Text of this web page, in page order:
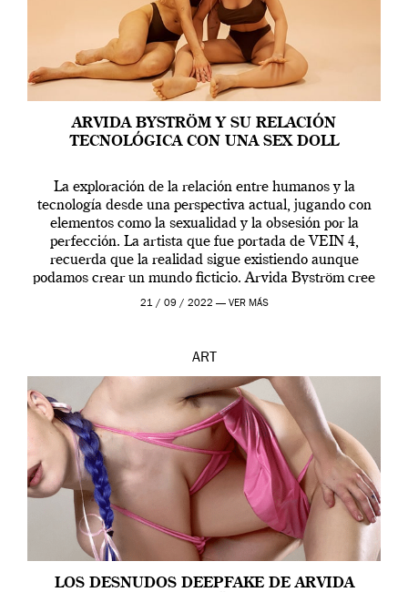
ARVIDA BYSTRÖM Y SU RELACIÓN
TECNOLÓGICA CON UNA SEX DOLL
La exploración de la relación entre humanos y la
tecnología desde una perspectiva actual, jugando con
elementos como la sexualidad y la obsesión por la
perfección. La artista que fue portada de VEIN 4,
recuerda que la realidad sigue existiendo aunque
podamos crear un mundo ficticio. Arvida Byström cree
que los humanos tienen un complejo […]
21 / 09 / 2022 — VER MÁS
ART
LOS DESNUDOS DEEPFAKE DE ARVIDA